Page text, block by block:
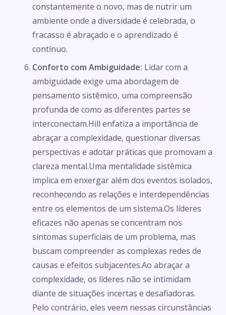
constantemente o novo, mas de nutrir um
ambiente onde a diversidade é celebrada, o
fracasso é abraçado e o aprendizado é
contínuo.
Conforto com Ambiguidade: Lidar com a
ambiguidade exige uma abordagem de
pensamento sistêmico, uma compreensão
profunda de como as diferentes partes se
interconectam.Hill enfatiza a importância de
abraçar a complexidade, questionar diversas
perspectivas e adotar práticas que promovam a
clareza mental.Uma mentalidade sistêmica
implica em enxergar além dos eventos isolados,
reconhecendo as relações e interdependências
entre os elementos de um sistema.Os líderes
eficazes não apenas se concentram nos
sintomas superficiais de um problema, mas
buscam compreender as complexas redes de
causas e efeitos subjacentes.Ao abraçar a
complexidade, os líderes não se intimidam
diante de situações incertas e desafiadoras.
Pelo contrário, eles veem nessas circunstâncias